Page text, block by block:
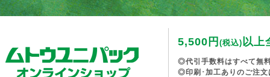
5,500円 (税込)以上
◎代引手数料はすべて無
◎印刷･加工ありのご注文